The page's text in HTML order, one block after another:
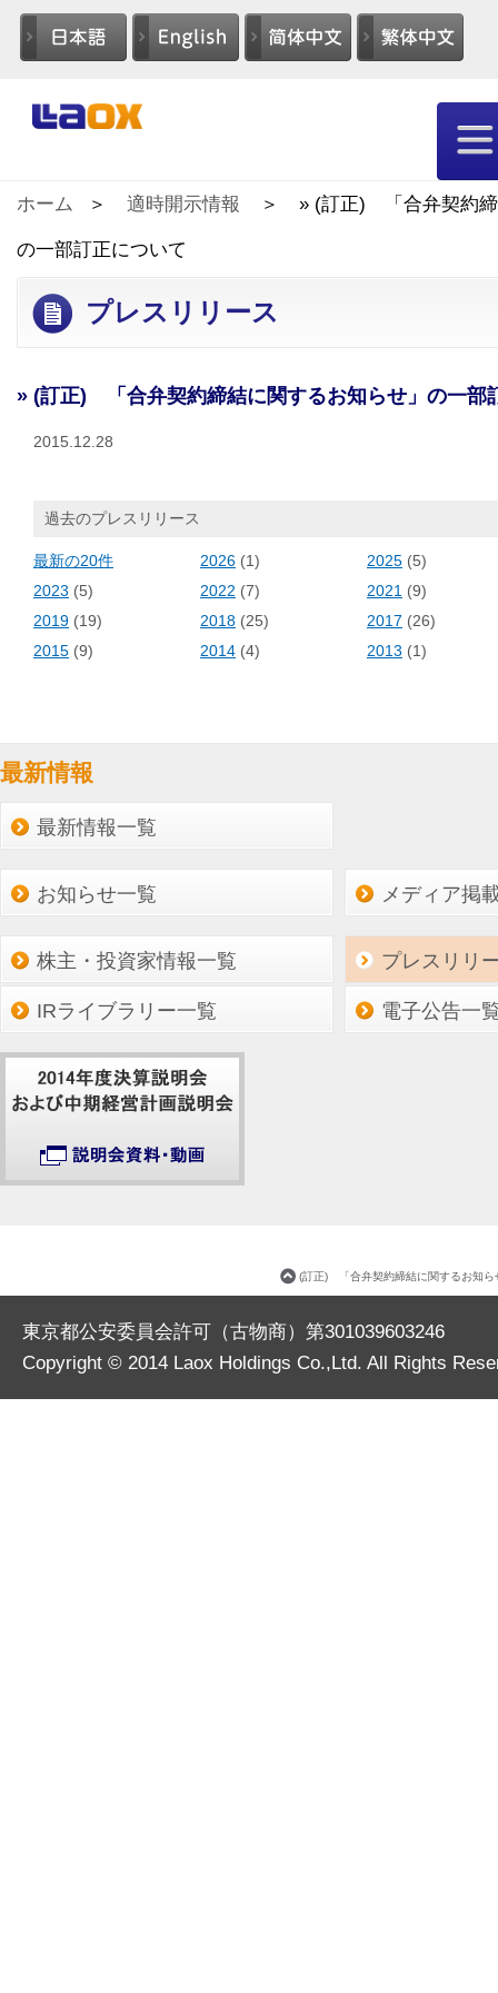
ホーム 適時開示情報 » (訂正) 「合弁契約
の一部訂正について
プレスリリース
» (訂正) 「合弁契約締結に関するお知らせ」の一部
2015.12.28
過去のプレスリリース
最新の20件 2026 (1) 2025 (5)
2023 (5) 2022 (7) 2021 (9)
2019 (19) 2018 (25) 2017 (26)
2015 (9) 2014 (4) 2013 (1)
最新情報
最新情報一覧
お知らせ一覧 メディア掲
株主・投資家情報一覧 プレスリリ
IRライブラリー一覧 電子公告一
(訂正) 「合弁契約締結に関するお知ら
東京都公安委員会許可（古物商）第301039603246
Copyright © 2014 Laox Holdings Co.,Ltd. All Rights